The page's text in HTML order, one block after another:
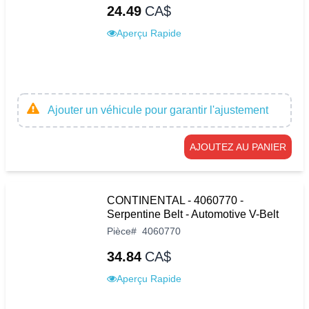
24.49 CA$
Aperçu Rapide
Ajouter un véhicule pour garantir l'ajustement
AJOUTEZ AU PANIER
CONTINENTAL - 4060770 -
Serpentine Belt - Automotive V-Belt
Pièce# 4060770
34.84 CA$
Aperçu Rapide